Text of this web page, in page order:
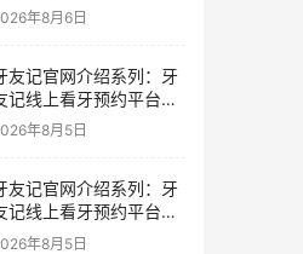
年8月6日
友记官网介绍系列：牙
记线上看牙预约平台是
什么的？靠谱吗？
年8月5日
友记官网介绍系列：牙
记线上看牙预约平台让
牙不再靠运气
年8月5日